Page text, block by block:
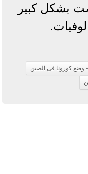
بشكل كبير
وضع كورونا فى الصين